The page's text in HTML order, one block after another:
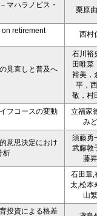
マハラノビス・
栗原
retirement
西村
見直しと普及へ
石川裕
田唯菜
裕美，
平，
敬，村
フコースの変動
立福家
み
意思決定におけ
析
須藤勇
武藤敦
藤
石田章,
太,松本
山
投資による格差